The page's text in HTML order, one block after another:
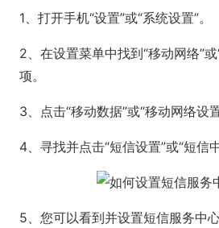
1、打开手机“设置”或“系统设置”。
2、在设置菜单中找到“移动网络”
项。
3、点击“移动数据”或“移动网络设置
4、寻找并点击“短信设置”或“短信
5、您可以看到并设置短信服务中